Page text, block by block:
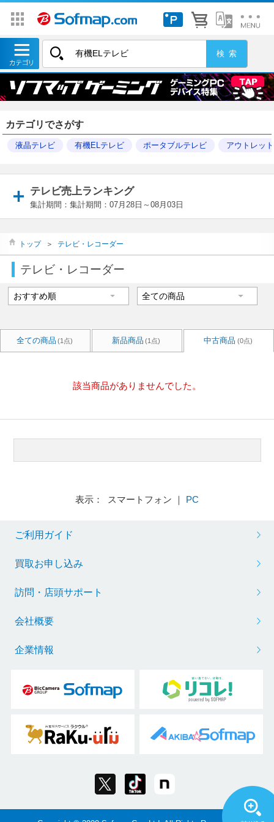
カテゴリでさがす
液晶テレビ 有機ELテレビ ポータブルテレビ アウトレッ
テレビ売上ランキング
集計期間：集計期間：07月28日～08月03日
トップ ＞ テレビ・レコーダー
テレビ・レコーダー
全ての商品 (1点) 新品商品 (1点) 中古商品 (0点)
該当商品がありませんでした。
表示： スマートフォン ｜ PC
ご利用ガイド
買取お申し込み
訪問・店頭サポート
会社概要
企業情報